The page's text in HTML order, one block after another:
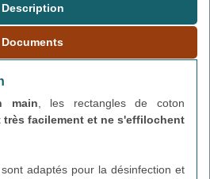
Description
Documents
main, les rectangles de coton
très facilement et ne s'effilochent
adaptés pour la désinfection et